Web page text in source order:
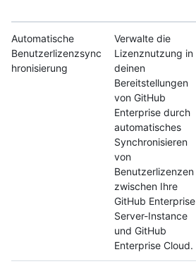
Automatische
Benutzerlizenzsync
hronisierung
Verwalte die
Lizenznutzung in
deinen
Bereitstellungen
von GitHub
Enterprise durch
automatisches
Synchronisieren
von
Benutzerlizenzen
zwischen Ihre
GitHub Enterprise
Server-Instance
und GitHub
Enterprise Cloud.